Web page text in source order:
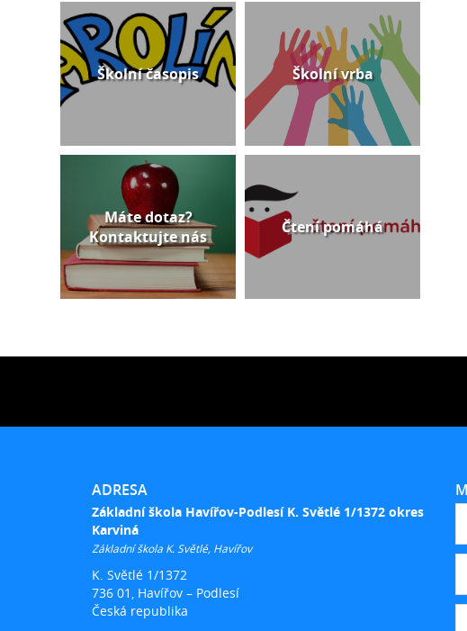
Školní časopis Školní vrba
Máte dotaz?
Kontaktujte nás
Čtení pomáhá
ADRESA
Základní škola Havířov-Podlesí K. Světlé 1/1372 okres
Karviná
Základní škola K. Světlé, Havířov
K. Světlé 1/1372
736 01, Havířov – Podlesí
Česká republika